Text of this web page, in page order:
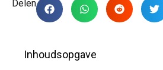
Delen
Inhoudsopgave